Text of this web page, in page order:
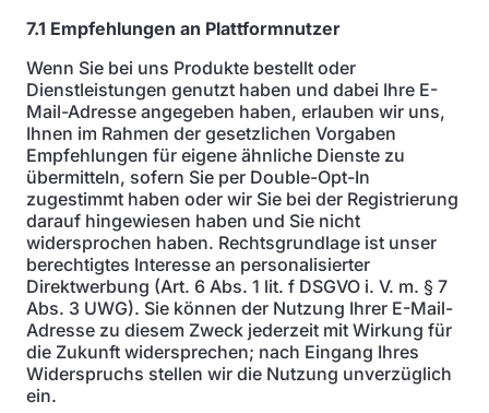
7.1 Empfehlungen an Plattformnutzer
Wenn Sie bei uns Produkte bestellt oder
Dienstleistungen genutzt haben und dabei Ihre E-
Mail-Adresse angegeben haben, erlauben wir uns,
Ihnen im Rahmen der gesetzlichen Vorgaben
Empfehlungen für eigene ähnliche Dienste zu
übermitteln, sofern Sie per Double-Opt-In
zugestimmt haben oder wir Sie bei der Registrierung
darauf hingewiesen haben und Sie nicht
widersprochen haben. Rechtsgrundlage ist unser
berechtigtes Interesse an personalisierter
Direktwerbung (Art. 6 Abs. 1 lit. f DSGVO i. V. m. § 7
Abs. 3 UWG). Sie können der Nutzung Ihrer E-Mail-
Adresse zu diesem Zweck jederzeit mit Wirkung für
die Zukunft widersprechen; nach Eingang Ihres
Widerspruchs stellen wir die Nutzung unverzüglich
ein.